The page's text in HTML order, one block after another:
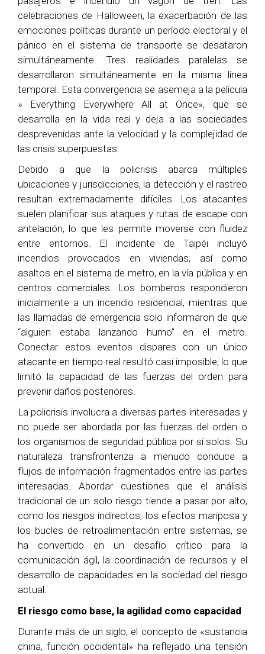
celebraciones de Halloween, la exacerbación de las
emociones políticas durante un período electoral y el
pánico en el sistema de transporte se desataron
simultáneamente. Tres realidades paralelas se
desarrollaron simultáneamente en la misma línea
temporal. Esta convergencia se asemeja a la película
» Everything Everywhere All at Once», que se
desarrolla en la vida real y deja a las sociedades
desprevenidas ante la velocidad y la complejidad de
las crisis superpuestas.
Debido a que la policrisis abarca múltiples
ubicaciones y jurisdicciones, la detección y el rastreo
resultan extremadamente difíciles. Los atacantes
suelen planificar sus ataques y rutas de escape con
antelación, lo que les permite moverse con fluidez
entre entornos. El incidente de Taipéi incluyó
incendios provocados en viviendas, así como
asaltos en el sistema de metro, en la vía pública y en
centros comerciales. Los bomberos respondieron
inicialmente a un incendio residencial, mientras que
las llamadas de emergencia solo informaron de que
“alguien estaba lanzando humo” en el metro.
Conectar estos eventos dispares con un único
atacante en tiempo real resultó casi imposible, lo que
limitó la capacidad de las fuerzas del orden para
prevenir daños posteriores.
La policrisis involucra a diversas partes interesadas y
no puede ser abordada por las fuerzas del orden o
los organismos de seguridad pública por sí solos. Su
naturaleza transfronteriza a menudo conduce a
flujos de información fragmentados entre las partes
interesadas. Abordar cuestiones que el análisis
tradicional de un solo riesgo tiende a pasar por alto,
como los riesgos indirectos, los efectos mariposa y
los bucles de retroalimentación entre sistemas, se
ha convertido en un desafío crítico para la
comunicación ágil, la coordinación de recursos y el
desarrollo de capacidades en la sociedad del riesgo
actual.
El riesgo como base, la agilidad como capacidad
Durante más de un siglo, el concepto de «sustancia
china, función occidental» ha reflejado una tensión